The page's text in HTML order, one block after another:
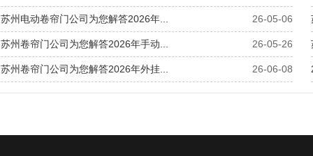
26-05-06
苏州电动卷帘门公司为您解答2026年...
26-05-26
苏州卷帘门公司为您解答2026年手动...
26-06-08
苏州卷帘门公司为您解答2026年外挂...